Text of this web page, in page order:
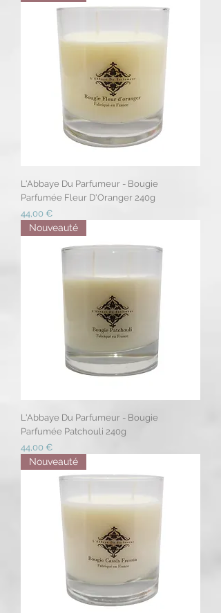
L'Abbaye Du Parfumeur - Bougie
Parfumée Fleur D'Oranger 240g
Prix
44,00 €
Nouveauté
L'Abbaye Du Parfumeur - Bougie
Parfumée Patchouli 240g
Prix
44,00 €
Nouveauté